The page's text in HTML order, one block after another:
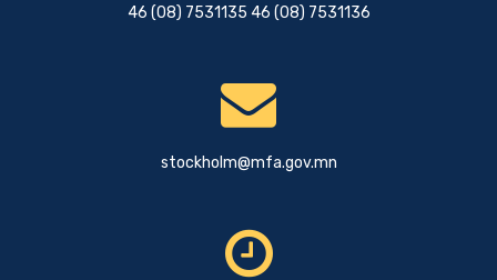
46 (08) 7531135 46 (08) 7531136
stockholm@mfa.gov.mn